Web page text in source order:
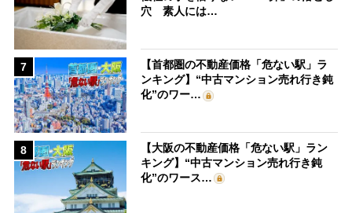
穴 素人には…
7
【首都圏の不動産価格「危ない駅」ラ
ンキング】“中古マンション売れ行き鈍
化”のワー…
8
【大阪の不動産価格「危ない駅」ラン
キング】“中古マンション売れ行き鈍
化”のワース…